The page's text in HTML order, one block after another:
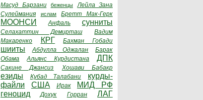
Масуд Барзани беженцы
Лейла Зана
Сулеймания
ислам Бретт Мак-Герк
МООНСИ Анфаль сунниты
Селахаттин Демирташ
Вадим
Макаренко
КРГ Бахман Гобади
шииты Абдулла Оджалан
Барак
Обама
Альянс Курдистана ДПК
Сакине Джансиз Хошави Бабакр
езиды Кубад Талабани
курды-
файли
США Ирак
МИД РФ
геноцид
Дохук Горран ЛАГ